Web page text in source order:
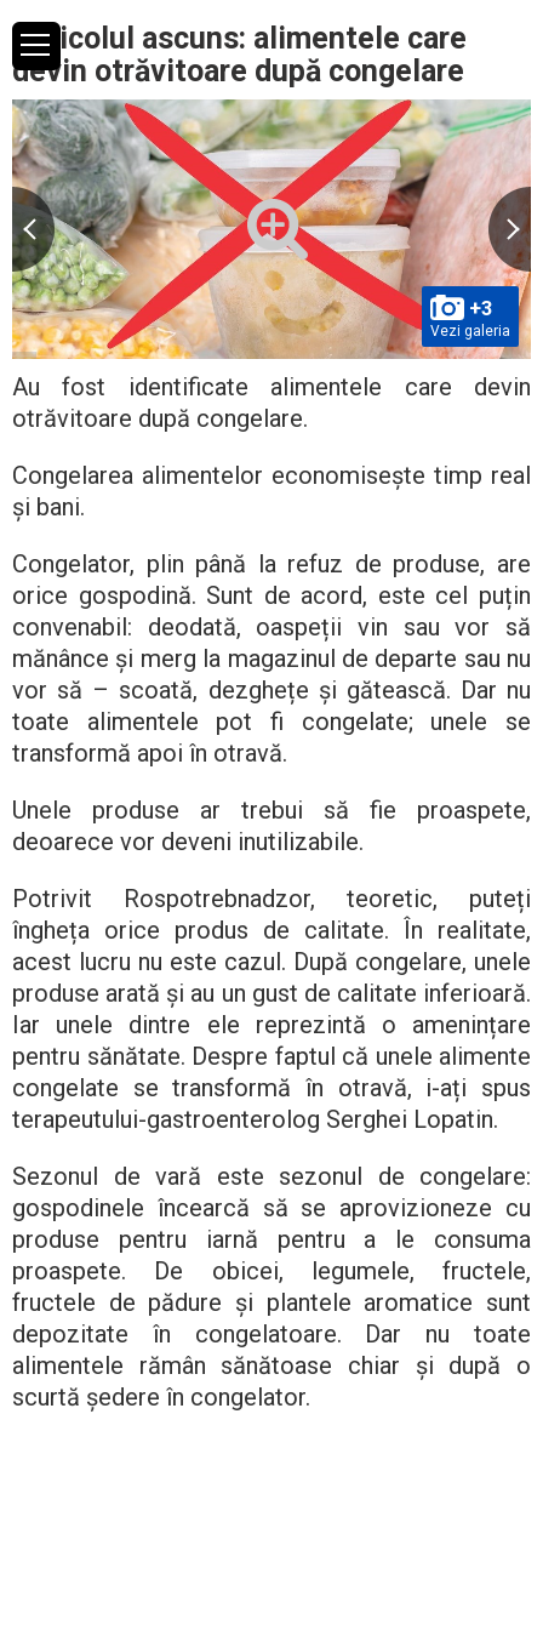
Pericolul ascuns: alimentele care
devin otrăvitoare după congelare
+3
Vezi galeria
Au fost identificate alimentele care devin
otrăvitoare după congelare.
Congelarea alimentelor economisește timp real
și bani.
Congelator, plin până la refuz de produse, are
orice gospodină. Sunt de acord, este cel puțin
convenabil: deodată, oaspeții vin sau vor să
mănânce și merg la magazinul de departe sau nu
vor să – scoată, dezghețe și gătească. Dar nu
toate alimentele pot fi congelate; unele se
transformă apoi în otravă.
Unele produse ar trebui să fie proaspete,
deoarece vor deveni inutilizabile.
Potrivit Rospotrebnadzor, teoretic, puteți
îngheța orice produs de calitate. În realitate,
acest lucru nu este cazul. După congelare, unele
produse arată și au un gust de calitate inferioară.
Iar unele dintre ele reprezintă o amenințare
pentru sănătate. Despre faptul că unele alimente
congelate se transformă în otravă, i-ați spus
terapeutului-gastroenterolog Serghei Lopatin.
Sezonul de vară este sezonul de congelare:
gospodinele încearcă să se aprovizioneze cu
produse pentru iarnă pentru a le consuma
proaspete. De obicei, legumele, fructele,
fructele de pădure și plantele aromatice sunt
depozitate în congelatoare. Dar nu toate
alimentele rămân sănătoase chiar și după o
scurtă ședere în congelator.